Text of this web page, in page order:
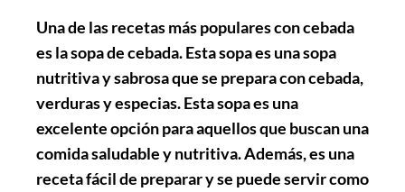
Una de las recetas más populares con cebada
es la sopa de cebada. Esta sopa es una sopa
nutritiva y sabrosa que se prepara con cebada,
verduras y especias. Esta sopa es una
excelente opción para aquellos que buscan una
comida saludable y nutritiva. Además, es una
receta fácil de preparar y se puede servir como